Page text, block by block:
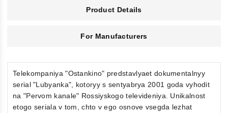
Product Details
For Manufacturers
Telekompaniya "Ostankino" predstavlyaet dokumentalnyy
serial "Lubyanka", kotoryy s sentyabrya 2001 goda vyhodit
na "Pervom kanale" Rossiyskogo televideniya. Unikalnost
etogo seriala v tom, chto v ego osnove vsegda lezhat